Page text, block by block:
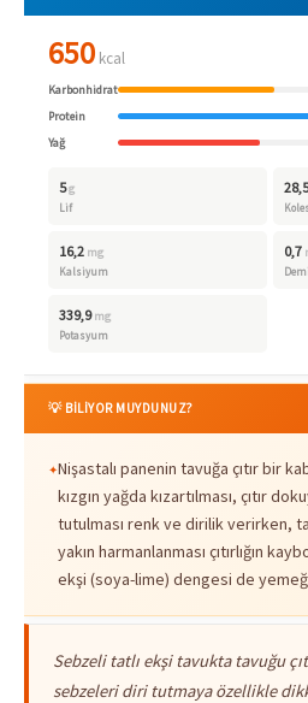
650 kcal
Karbonhidrat
Protein
Yağ
5g
Lif
28,5
16,2 mg
Kalsiyum
0,7
339,9 mg
Potasyum
💡 BİLİYOR MUYDUNUZ?
Nişastalı panenin tavuğa çıtır bir
kızgın yağda kızartılması, çıtır
tutulması renk ve dirilik verirken,
yakın harmanlanması çıtırlığın
ekşi (soya-lime) dengesi de
Sebzeli tatlı ekşi tavukta tavuğu
sebzeleri diri tutmaya özellikle